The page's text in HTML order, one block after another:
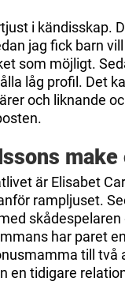
i kändisskap.
jag fick barn
som möjligt.
låg profil. Det
och liknande
make
är Elisabet
rampljuset.
skådespelaren
har paret
till två
en tidigare